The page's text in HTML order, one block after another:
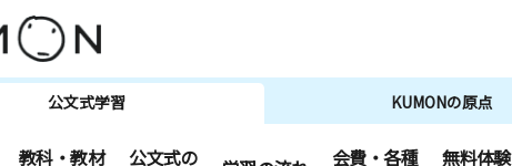
公文式学習 KUMONの原点
教科・教材
公文式の
会費・各種
無料体験